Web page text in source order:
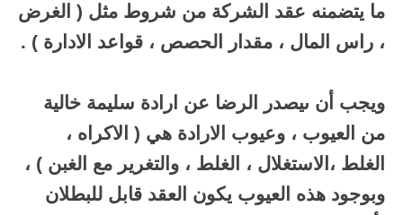
ما يتضمنه عقد الشركة من شروط مثل ( الغرض
، راس المال ، مقدار الحصص ، قواعد الادارة ) .
ويجب أن ىيصدر الرضا عن ارادة سليمة خالية
من العيوب ، وعيوب الارادة هي ( الاكراه ،
الغلط ،الاستغلال ، الغلط ، والتغرير مع الغبن ) ،
وبوجود هذه العيوب يكون العقد قابل للبطلان